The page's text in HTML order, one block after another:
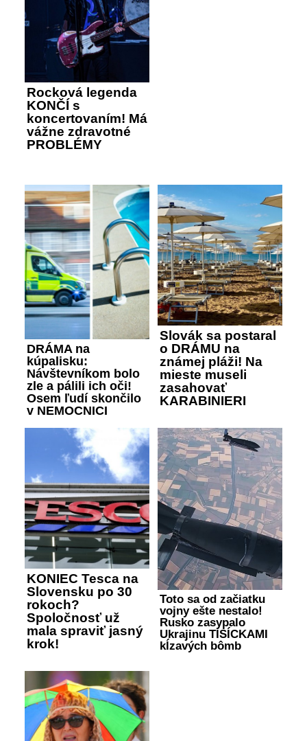
Rocková legenda
KONČÍ s
koncertovaním! Má
vážne zdravotné
PROBLÉMY
DRÁMA na
kúpalisku:
Návštevníkom bolo
zle a pálili ich oči!
Osem ľudí skončilo
v NEMOCNICI
Slovák sa postaral
o DRÁMU na
známej pláži! Na
mieste museli
zasahovať
KARABINIERI
KONIEC Tesca na
Slovensku po 30
rokoch?
Spoločnosť už
mala spraviť jasný
krok!
Toto sa od začiatku
vojny ešte nestalo!
Rusko zasypalo
Ukrajinu TISÍCKAMI
kĺzavých bômb